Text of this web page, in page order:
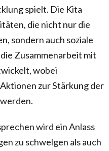
spielt. Die Kita
die nicht nur die
sondern auch soziale
Zusammenarbeit mit
wobei
zur Stärkung der
wird ein Anlass
zu schwelgen als auch